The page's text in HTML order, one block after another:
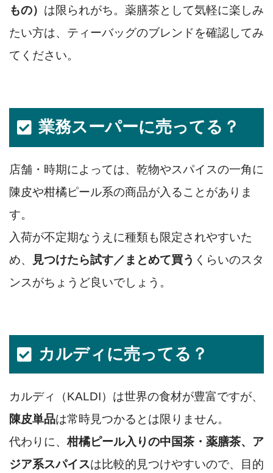
もの） は限られがち。薬膳茶として気軽に楽しみ
たい方は、ティーバッグのブレンドを確認してみ
てください。
業務スーパーに売ってる？
店舗・時期によっては、乾物やスパイスの一角に
陳皮や柑橘ピール系の商品が入ることがありま
す。
入荷が不定期なうえに種類も限定されやすいた
め、
見つけたら試す／まとめて買う くらいのスタ
ンスがちょうど良いでしょう。
カルディに売ってる？
カルディ（KALDI）は世界の食材が豊富ですが、
陳皮単品は常時見つかるとは限りません。
代わりに、柑橘ピール入りの中国茶・薬膳茶、ア
ジア系スパイスは比較的見つけやすいので、目的